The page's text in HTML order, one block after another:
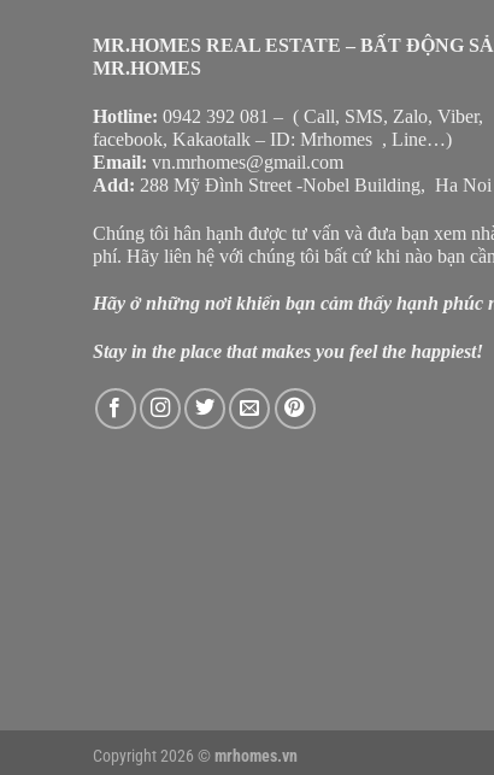
MR.HOMES REAL ESTATE – BẤT ĐỘNG
MR.HOMES
Hotline: 0942 392 081 – ( Call, SMS, Zalo, Viber,
facebook, Kakaotalk – ID: Mrhomes , Line…)
Email: vn.mrhomes@gmail.com
Add: 288 Mỹ Đình Street -Nobel Building, Ha Noi
Chúng tôi hân hạnh được tư vấn và đưa bạn xem
phí. Hãy liên hệ với chúng tôi bất cứ khi nào bạn
Hãy ở những nơi khiến bạn cảm thấy hạnh phúc
Stay in the place that makes you feel the happiest!
Copyright 2026 © mrhomes.vn